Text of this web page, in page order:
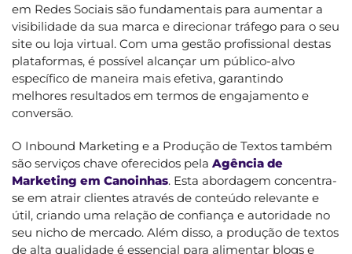
em Redes Sociais são fundamentais para aumentar a
visibilidade da sua marca e direcionar tráfego para o seu
site ou loja virtual. Com uma gestão profissional destas
plataformas, é possível alcançar um público-alvo
específico de maneira mais efetiva, garantindo
melhores resultados em termos de engajamento e
conversão.
O Inbound Marketing e a Produção de Textos também
são serviços chave oferecidos pela Agência de
Marketing em Canoinhas. Esta abordagem concentra-
se em atrair clientes através de conteúdo relevante e
útil, criando uma relação de confiança e autoridade no
seu nicho de mercado. Além disso, a produção de textos
de alta qualidade é essencial para alimentar blogs e